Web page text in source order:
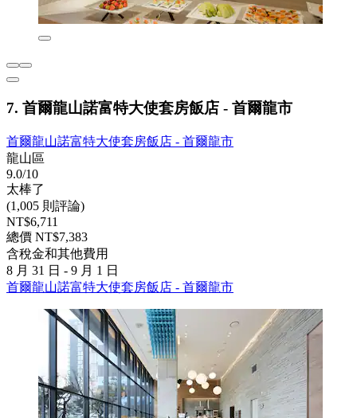
7. 首爾龍山諾富特大使套房飯店 - 首爾龍市
首爾龍山諾富特大使套房飯店 - 首爾龍市
龍山區
9.0/10
太棒了
(1,005 則評論)
NT$6,711
總價 NT$7,383
含稅金和其他費用
8 月 31 日 - 9 月 1 日
首爾龍山諾富特大使套房飯店 - 首爾龍市